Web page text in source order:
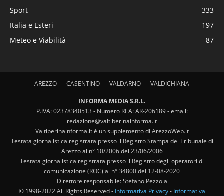
Sport
333
Italia e Esteri
197
Meteo e Viabilità
87
AREZZO CASENTINO VALDARNO VALDICHIANA
INFORMA MEDIA S.R.L.
P.IVA: 02378340513 - Numero REA: AR-206189 - email:
redazione@valtiberinainforma.it
Valtiberinainforma.it è un supplemento di ArezzoWeb.it
Testata giornalistica registrata presso il Registro Stampa del Tribunale di
Arezzo al n° 10/2006 del 23/06/2006
Testata giornalistica registrata presso il Registro degli operatori di
comunicazione (ROC) al n° 34800 del 12-08-2020
Direttore responsabile: Stefano Pezzola
© 1998-2022 All Rights Reserved - Informativa Privacy- Informativa